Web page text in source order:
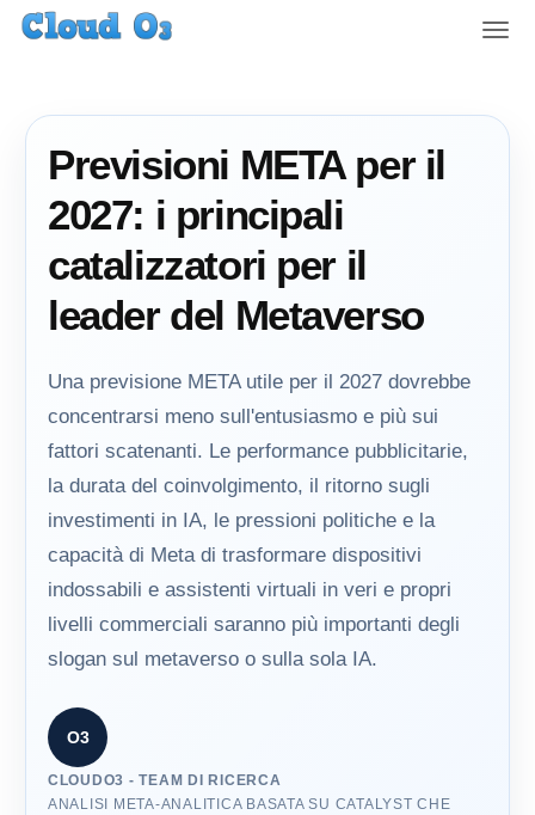
T
Previsioni META per il
2027: i principali
catalizzatori per il
leader del Metaverso
Una previsione META utile per il 2027 dovrebbe
concentrarsi meno sull'entusiasmo e più sui
fattori scatenanti. Le performance pubblicitarie,
la durata del coinvolgimento, il ritorno sugli
investimenti in IA, le pressioni politiche e la
capacità di Meta di trasformare dispositivi
indossabili e assistenti virtuali in veri e propri
livelli commerciali saranno più importanti degli
slogan sul metaverso o sulla sola IA.
O3
CLOUDO3 - TEAM DI RICERCA
ANALISI META-ANALITICA BASATA SU CATALYST CHE